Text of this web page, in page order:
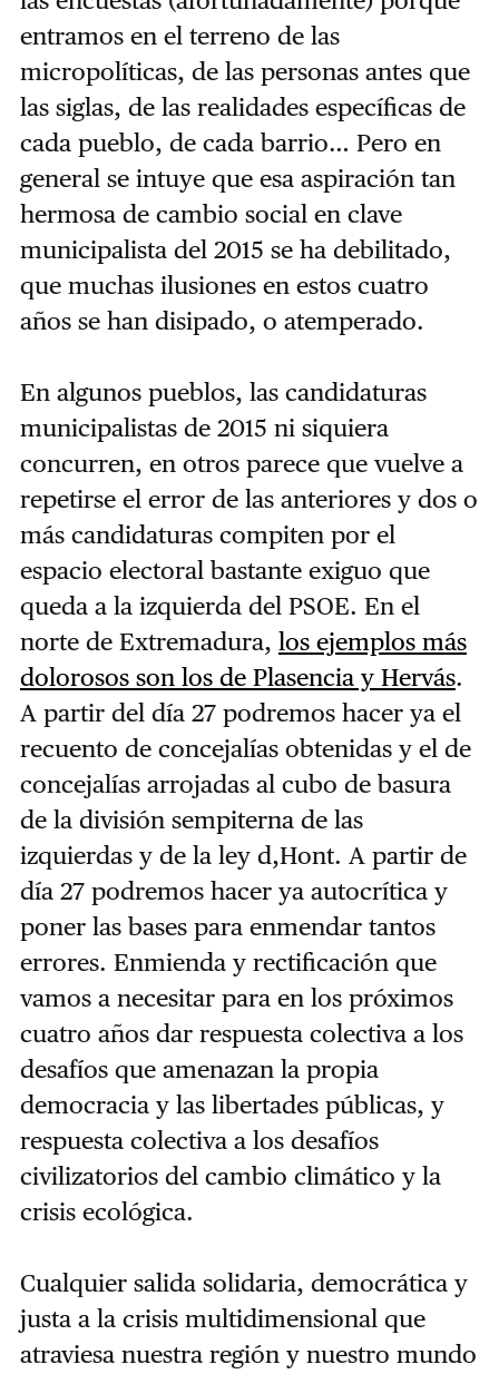
entramos en el terreno de las
micropolíticas, de las personas antes que
las siglas, de las realidades específicas de
cada pueblo, de cada barrio… Pero en
general se intuye que esa aspiración tan
hermosa de cambio social en clave
municipalista del 2015 se ha debilitado,
que muchas ilusiones en estos cuatro
años se han disipado, o atemperado.
En algunos pueblos, las candidaturas
municipalistas de 2015 ni siquiera
concurren, en otros parece que vuelve a
repetirse el error de las anteriores y dos o
más candidaturas compiten por el
espacio electoral bastante exiguo que
queda a la izquierda del PSOE. En el
norte de Extremadura, los ejemplos más
dolorosos son los de Plasencia y Hervás.
A partir del día 27 podremos hacer ya el
recuento de concejalías obtenidas y el de
concejalías arrojadas al cubo de basura
de la división sempiterna de las
izquierdas y de la ley d,Hont. A partir de
día 27 podremos hacer ya autocrítica y
poner las bases para enmendar tantos
errores. Enmienda y rectificación que
vamos a necesitar para en los próximos
cuatro años dar respuesta colectiva a los
desafíos que amenazan la propia
democracia y las libertades públicas, y
respuesta colectiva a los desafíos
civilizatorios del cambio climático y la
crisis ecológica.
Cualquier salida solidaria, democrática y
justa a la crisis multidimensional que
atraviesa nuestra región y nuestro mundo